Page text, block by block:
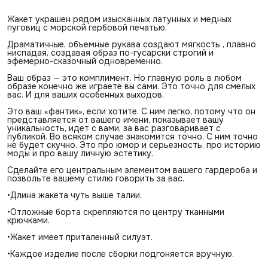
Жакет украшен рядом изысканных латунных и медных
пуговиц с морской гербовой печатью.
Драматичные, объемные рукава создают мягкость , плавно
ниспадая, создавая образ по-гусарски строгий и
эфемерно-сказочный одновременно.
Ваш образ — это комплимент. Но главную роль в любом
образе конечно же играете вы сами. Это точно для смелых
вас. И для ваших особенных выходов.
Это ваш «фантик», если хотите. С ним легко, потому что он
представляется от вашего имени, показывает вашу
уникальность, идет с вами, за вас разговаривает с
публикой. Во всяком случае знакомится точно. С ним точно
не будет скучно. Это про юмор и серьезность, про историю
моды и про вашу личную эстетику.
Сделайте его центральным элементом вашего гардероба и
позвольте вашему стилю говорить за вас.
•Длина жакета чуть выше талии.
•Отложные борта скрепляются по центру тканными
крючками.
•Жакет имеет приталенный силуэт.
•Каждое изделие после сборки подгоняется вручную.